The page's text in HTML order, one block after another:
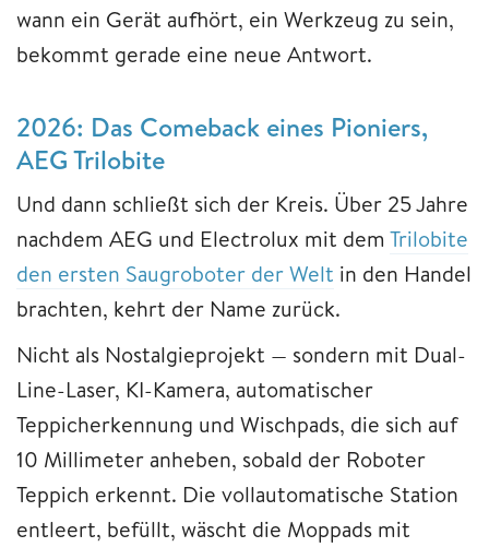
wann ein Gerät aufhört, ein Werkzeug zu sein,
bekommt gerade eine neue Antwort.
2026: Das Comeback eines Pioniers,
AEG Trilobite
Und dann schließt sich der Kreis. Über 25 Jahre
nachdem AEG und Electrolux mit dem Trilobite
den ersten Saugroboter der Welt in den Handel
brachten, kehrt der Name zurück.
Nicht als Nostalgieprojekt — sondern mit Dual-
Line-Laser, KI-Kamera, automatischer
Teppicherkennung und Wischpads, die sich auf
10 Millimeter anheben, sobald der Roboter
Teppich erkennt. Die vollautomatische Station
entleert, befüllt, wäscht die Moppads mit